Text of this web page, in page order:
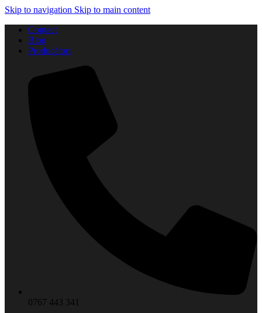
Skip to navigation Skip to main content
Contact
Blog
Producători
0767 443 341